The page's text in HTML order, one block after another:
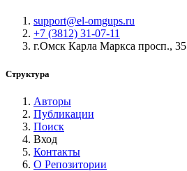
support@el-omgups.ru
+7 (3812) 31-07-11
г.Омск Карла Маркса просп., 35
Структура
Авторы
Публикации
Поиск
Вход
Контакты
О Репозитории